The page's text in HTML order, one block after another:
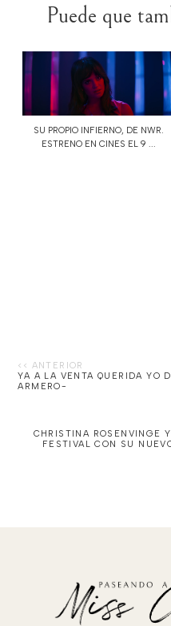
Puede que
SU PROPIO INFIERNO, DE NWR.
ESTRENO EN CINES EL 9 ...
YA A LA VENTA QUERIDA YO
ARMERO-
CHRISTINA ROSENVINGE
FESTIVAL CON SU